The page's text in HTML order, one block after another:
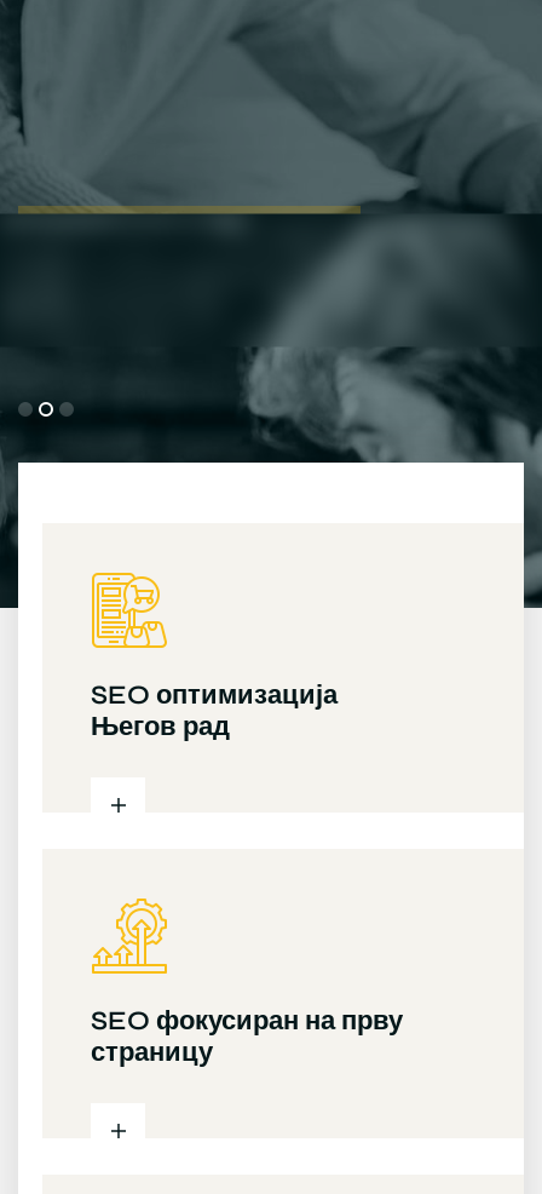
Његов рад
SEO оптимизација
Његов рад
SEO фокусиран на прву
страницу